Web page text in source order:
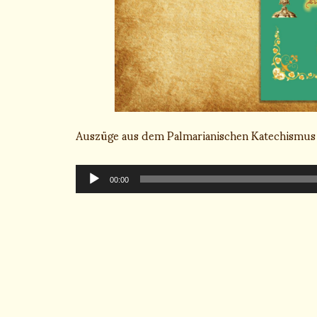
Auszüge aus dem Palmarianischen
Audio-
Player 00:00